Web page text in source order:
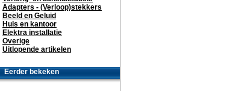
Adapters - (Verloop)stekkers
Beeld en Geluid
Huis en kantoor
Elektra installatie
Overige
Uitlopende artikelen
Eerder bekeken